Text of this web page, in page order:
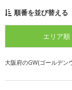
順番を並び替える
エリア順
大阪府のGW(ゴールデン